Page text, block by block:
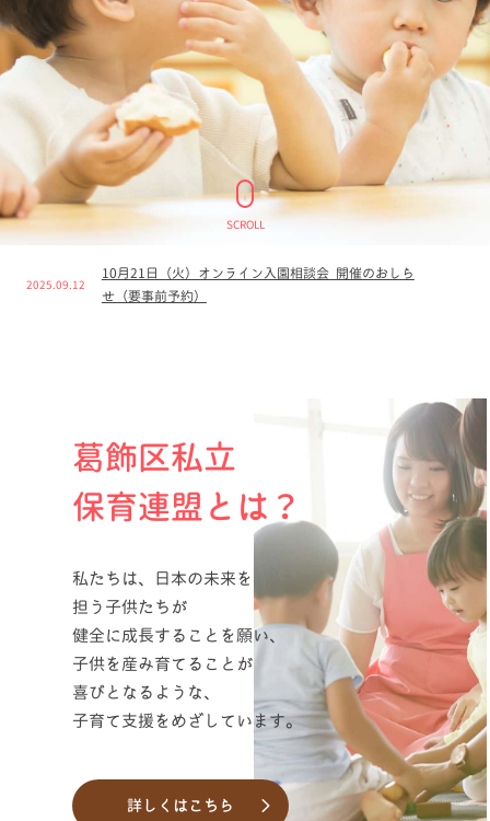
SCROLL
2025.09.12
10月21日（火）オンライン入園相談会 開催のおしら
せ（要事前予約）
葛飾区私立
保育連盟とは？
私たちは、日本の未来を
担う子供たちが
健全に成長することを願い、
子供を産み育てることが
喜びとなるような、
子育て支援をめざしています。
詳しくはこちら